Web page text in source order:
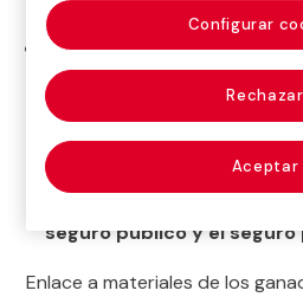
salud, es infancia
Alejandro Izuzquiza:
broche de oro a mi
tras 44 años dedicados a
intereses generales en el
protección de los
colaboración y buen
seguro público y el seguro
Enlace a materiales de los
Rechazar
Aceptar
Configurar